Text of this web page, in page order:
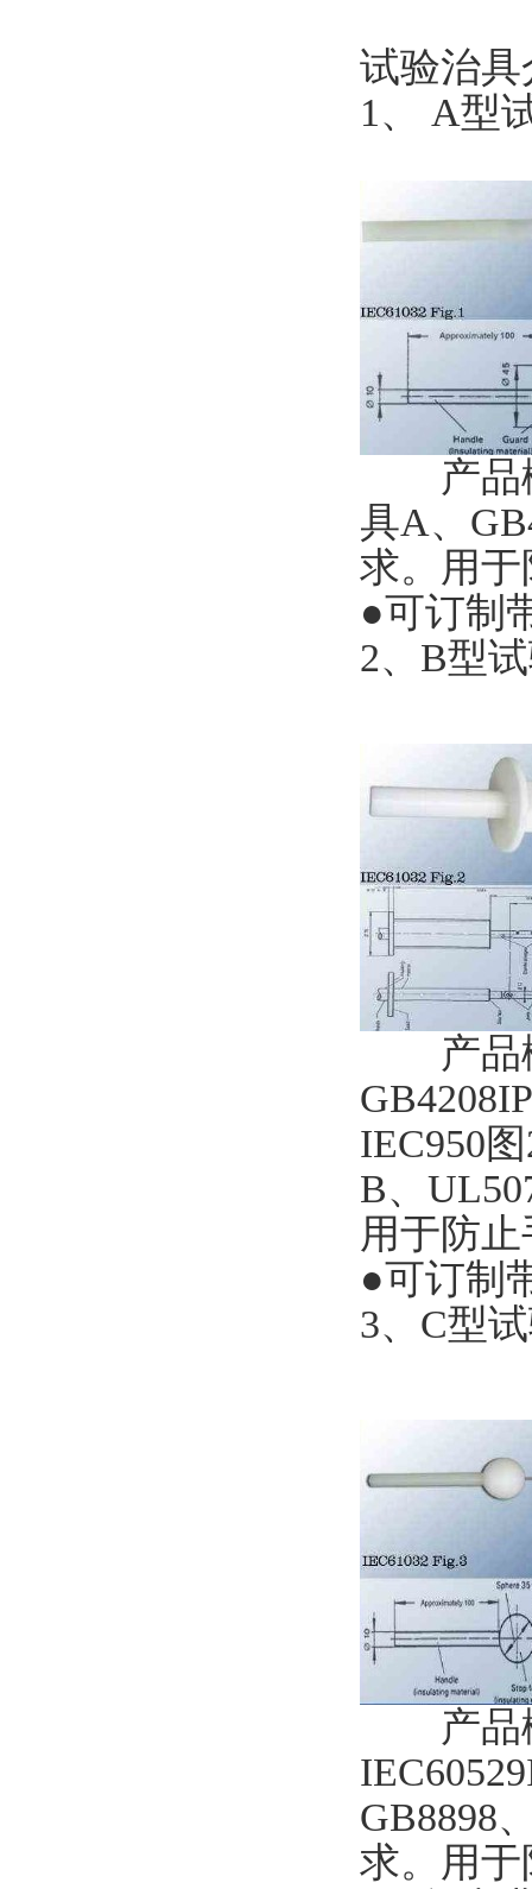
试验治具
1、 A型
产品概
具A、
求。用
●可订制
2、B型
产品概
IEC950
B、
用于防
●可订制
3、C型
产品概
GB8898
求。用